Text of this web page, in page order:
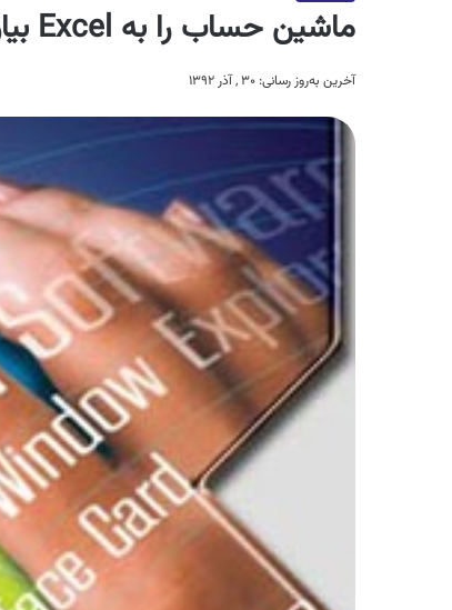
ماشین حساب را به Excel بیاورید!
آخرین به‌روز رسانی: ۳۰ , آذر ۱۳۹۲